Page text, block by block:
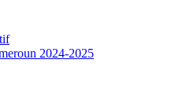
2024-2025